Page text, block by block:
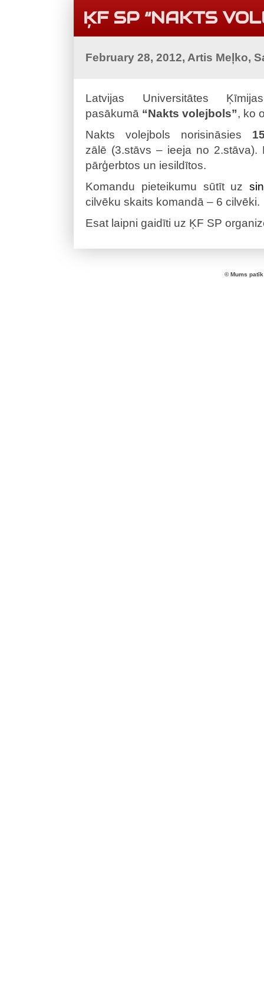
ĶF SP “NAKTS
February 28, 2012, Artis Meļko,
Latvijas Universitātes
pasākumā “Nakts volejbols”, ko
Nakts volejbols norisināsies
zālē (3.stāvs – ieeja no
pārģerbtos un iesildītos.
Komandu pieteikumu sūtīt uz
cilvēku skaits komandā – 6 cilvēki.
Esat laipni gaidīti uz ĶF SP
© Mums